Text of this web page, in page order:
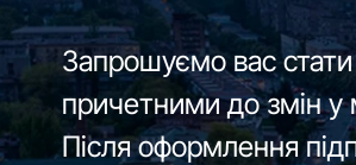
Запрошуємо вас
причетними до змін у
Після оформлення